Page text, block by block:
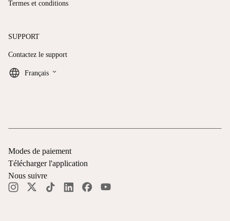
Termes et conditions
SUPPORT
Contactez le support
Français keyboard_arrow_down
Modes de paiement
Télécharger l'application
Nous suivre